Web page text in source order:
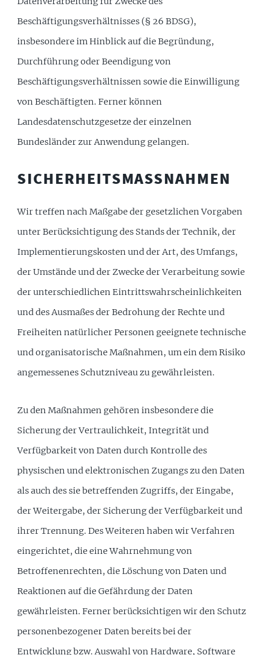
Beschäftigungsverhältnisses (§ 26 BDSG),
insbesondere im Hinblick auf die Begründung,
Durchführung oder Beendigung von
Beschäftigungsverhältnissen sowie die Einwilligung
von Beschäftigten. Ferner können
Landesdatenschutzgesetze der einzelnen
Bundesländer zur Anwendung gelangen.
SICHERHEITSMASSNAHMEN
Wir treffen nach Maßgabe der gesetzlichen Vorgaben
unter Berücksichtigung des Stands der Technik, der
Implementierungskosten und der Art, des Umfangs,
der Umstände und der Zwecke der Verarbeitung sowie
der unterschiedlichen Eintrittswahrscheinlichkeiten
und des Ausmaßes der Bedrohung der Rechte und
Freiheiten natürlicher Personen geeignete technische
und organisatorische Maßnahmen, um ein dem Risiko
angemessenes Schutzniveau zu gewährleisten.
Zu den Maßnahmen gehören insbesondere die
Sicherung der Vertraulichkeit, Integrität und
Verfügbarkeit von Daten durch Kontrolle des
physischen und elektronischen Zugangs zu den Daten
als auch des sie betreffenden Zugriffs, der Eingabe,
der Weitergabe, der Sicherung der Verfügbarkeit und
ihrer Trennung. Des Weiteren haben wir Verfahren
eingerichtet, die eine Wahrnehmung von
Betroffenenrechten, die Löschung von Daten und
Reaktionen auf die Gefährdung der Daten
gewährleisten. Ferner berücksichtigen wir den Schutz
personenbezogener Daten bereits bei der
Entwicklung bzw. Auswahl von Hardware, Software